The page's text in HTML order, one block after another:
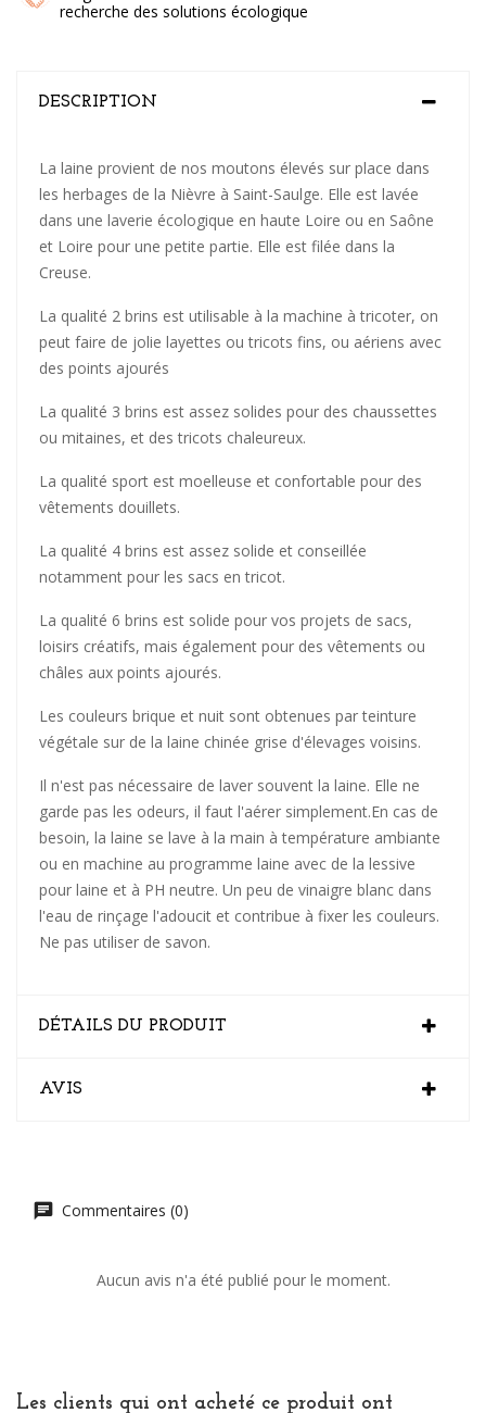
recherche des solutions écologique
DESCRIPTION
La laine provient de nos moutons élevés sur place dans
les herbages de la Nièvre à Saint-Saulge. Elle est lavée
dans une laverie écologique en haute Loire ou en Saône
et Loire pour une petite partie. Elle est filée dans la
Creuse.
La qualité 2 brins est utilisable à la machine à tricoter, on
peut faire de jolie layettes ou tricots fins, ou aériens avec
des points ajourés
La qualité 3 brins est assez solides pour des chaussettes
ou mitaines, et des tricots chaleureux.
La qualité sport est moelleuse et confortable pour des
vêtements douillets.
La qualité 4 brins est assez solide et conseillée
notamment pour les sacs en tricot.
La qualité 6 brins est solide pour vos projets de sacs,
loisirs créatifs, mais également pour des vêtements ou
châles aux points ajourés.
Les couleurs brique et nuit sont obtenues par teinture
végétale sur de la laine chinée grise d'élevages voisins.
Il n'est pas nécessaire de laver souvent la laine. Elle ne
garde pas les odeurs, il faut l'aérer simplement.En cas de
besoin, la laine se lave à la main à température ambiante
ou en machine au programme laine avec de la lessive
pour laine et à PH neutre. Un peu de vinaigre blanc dans
l'eau de rinçage l'adoucit et contribue à fixer les couleurs.
Ne pas utiliser de savon.
DÉTAILS DU PRODUIT
AVIS
Commentaires (0)
Aucun avis n'a été publié pour le moment.
Les clients qui ont acheté ce produit ont